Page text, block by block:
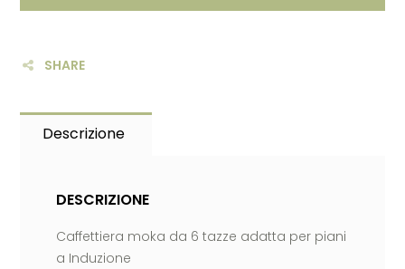
SHARE
Descrizione
DESCRIZIONE
Caffettiera moka da 6 tazze adatta per piani
a Induzione